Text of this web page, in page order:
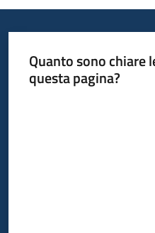
Quanto sono chiare
questa pagina?